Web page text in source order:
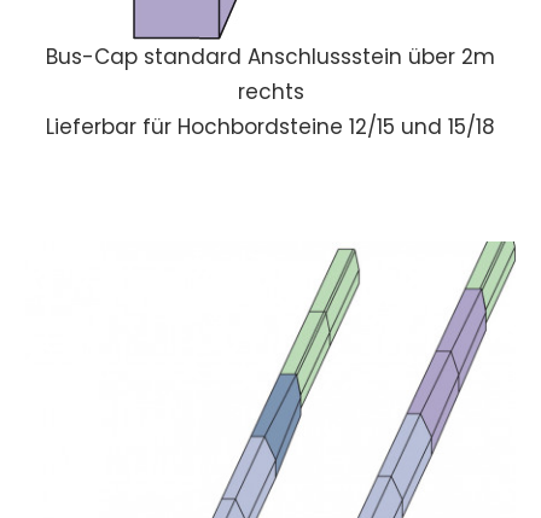
Bus-Cap standard Anschlussstein über 2m
rechts
Lieferbar für Hochbordsteine 12/15 und 15/18